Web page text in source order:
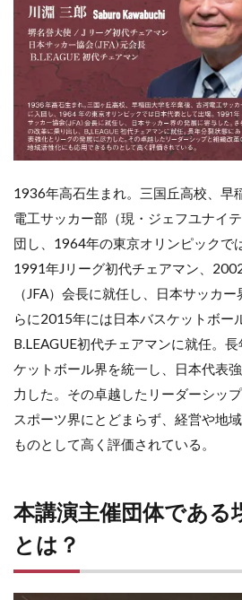
1936年高石生まれ。三国丘高校、早
電工サッカー部（現・ジェフユナイ
団し、1964年の東京オリンピックで
1991年Jリーグ初代チェアマン、
（JFA）会長に就任し、日本サッカ
らに2015年には日本バスケットボー
B.LEAGUE初代チェアマンに就任。
ケットボール界を統一し、日本代表
力した。その卓越したリーダーシッ
スポーツ界にとどまらず、経営や地
ものとして高く評価されている。
本講演主催団体である
とは？